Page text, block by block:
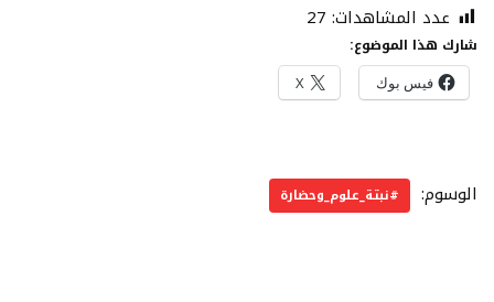
عدد المشاهدات: 27
شارك هذا الموضوع:
فيس بوك X
الوسوم: #نبتة_علوم_وحضارة